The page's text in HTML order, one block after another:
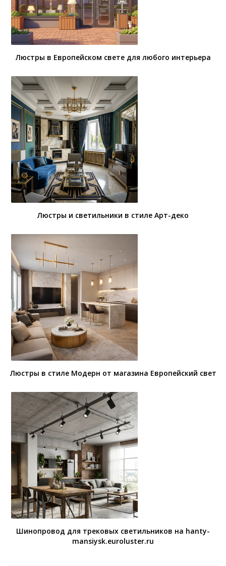
Люстры в Европейском свете для любого интерьера
Люстры и светильники в стиле Арт-деко
Люстры в стиле Модерн от магазина Европейский свет
Шинопровод для трековых светильников на hanty-
mansiysk.euroluster.ru